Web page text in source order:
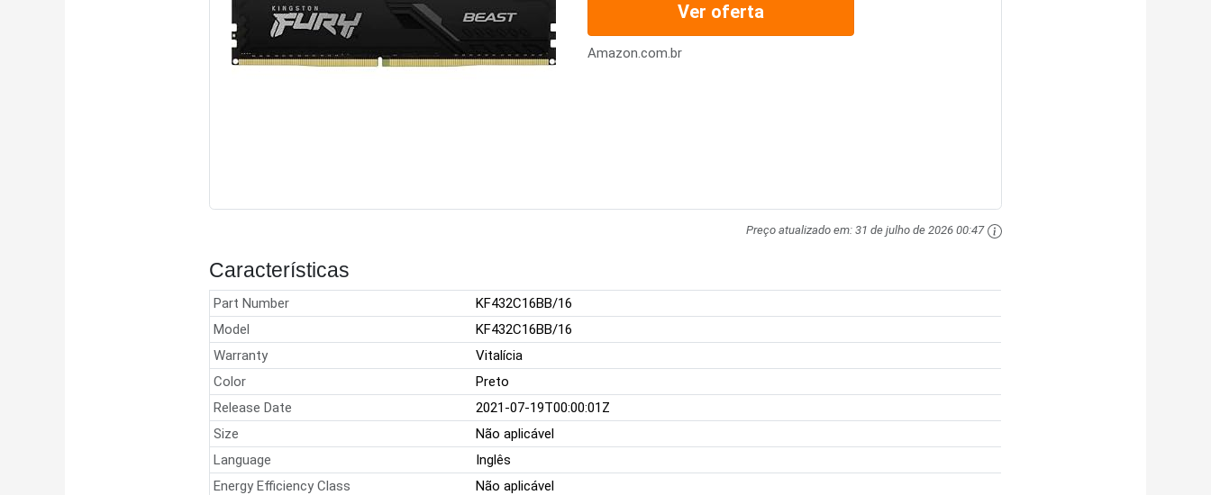
Ver oferta
Amazon.com.br
Preço atualizado em:31 de julho de 2026 00:47
Características
Part Number
KF432C16BB/16
Model
KF432C16BB/16
Warranty
Vitalícia
Color
Preto
Release Date
2021-07-19T00:00:01Z
Size
Não aplicável
Language
Inglês
Energy Efficiency Class
Não aplicável